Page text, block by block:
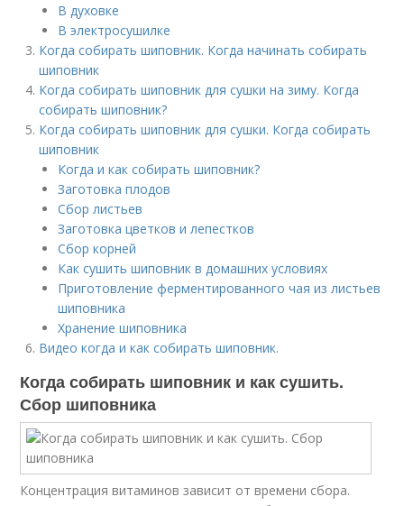
В духовке
В электросушилке
Когда собирать шиповник. Когда начинать собирать
шиповник
Когда собирать шиповник для сушки на зиму. Когда
собирать шиповник?
Когда собирать шиповник для сушки. Когда собирать
шиповник
Когда и как собирать шиповник?
Заготовка плодов
Сбор листьев
Заготовка цветков и лепестков
Сбор корней
Как сушить шиповник в домашних условиях
Приготовление ферментированного чая из листьев
шиповника
Хранение шиповника
Видео когда и как собирать шиповник.
Когда собирать шиповник и как сушить.
Сбор шиповника
Концентрация витаминов зависит от времени сбора.